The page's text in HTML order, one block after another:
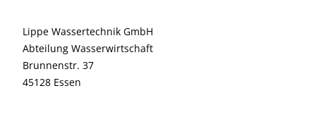
Lippe Wassertechnik GmbH
Abteilung Wasserwirtschaft
Brunnenstr. 37
45128 Essen